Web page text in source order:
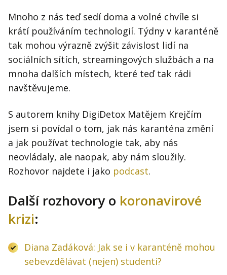
Mnoho z nás teď sedí doma a volné chvíle si
krátí používáním technologií. Týdny v karanténě
tak mohou výrazně zvýšit závislost lidí na
sociálních sítích, streamingových službách a na
mnoha dalších místech, které teď tak rádi
navštěvujeme.
S autorem knihy DigiDetox Matějem Krejčím
jsem si povídal o tom, jak nás karanténa změní
a jak používat technologie tak, aby nás
neovládaly, ale naopak, aby nám sloužily.
Rozhovor najdete i jako podcast.
Další rozhovory o koronavirové
krizi:
Diana Zadáková: Jak se i v karanténě mohou
sebevzdělávat (nejen) studenti?